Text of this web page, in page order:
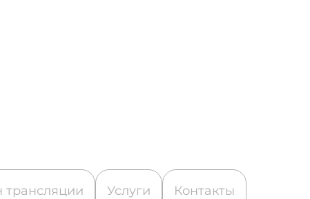
трансляции Услуги Контакты